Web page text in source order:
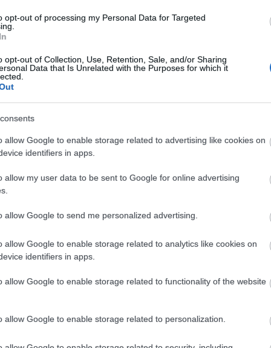
opt-out of processing my Personal Data for Targeted
opt-out of Collection, Use, Retention, Sale, and/or Sharing
Data that Is Unrelated with the Purposes for which it
allow Google to enable storage related to advertising like cookies on
identifiers in apps.
allow my user data to be sent to Google for online advertising
allow Google to send me personalized advertising.
allow Google to enable storage related to analytics like cookies on
identifiers in apps.
allow Google to enable storage related to functionality of the website
allow Google to enable storage related to personalization.
győzött a THW Kiel Erlangenben
de megérdemelt győzelmet a HC
31-29-re nyerték (félidő: 12-13),
sérülése miatt ,( aki a félidő vége előtt
magát a meccs elején. A THW Kiel
megállíthatatlan volt, míg Domagoj
jól szervezte a vendégcsapat
különösen Maciej Gebala révén,
ám a HC Erlangen kapusa, Khalifa
bemutatva tartotta versenyben